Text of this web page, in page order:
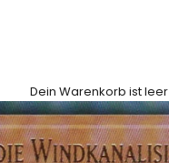
Dein Warenkorb ist leer